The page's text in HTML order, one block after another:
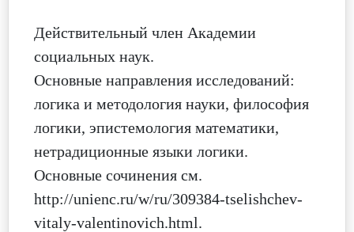
Действительный член Академии
социальных наук.
Основные направления исследований:
логика и методология науки, философия
логики, эпистемология математики,
нетрадиционные языки логики.
Основные сочинения см.
http://unienc.ru/w/ru/309384-tselishchev-
vitaly-valentinovich.html.